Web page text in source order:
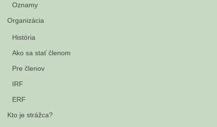
Oznamy
Organizácia
História
Ako sa stať členom
Pre členov
IRF
ERF
Kto je strážca?